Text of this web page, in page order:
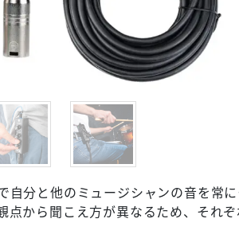
分と他のミュージシャンの音を常
から聞こえ方が異なるため、それ